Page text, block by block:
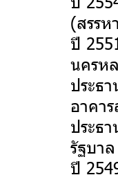
(สรรห
ปี
นครห
ประธ
อาคา
ประธ
รัฐบาล
ปี